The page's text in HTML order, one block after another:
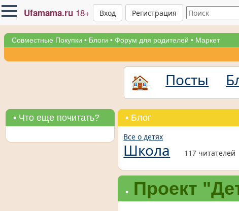
Ufamama.ru 18+ Вход Регистрация
Совместные Покупки • Блоги • Форум для родителей • Маркет
Посты
• Блог
Все о детях
Школа 117 читателей
• Проект
• Что еще почитать?